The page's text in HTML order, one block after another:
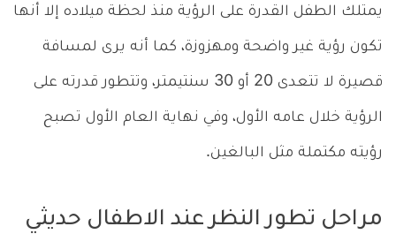
يمتلك الطفل القدرة على الرؤية منذ لحظة ميلاده إلا أنها
تكون رؤية غير واضحة ومهزوزة، كما أنه يرى لمسافة
قصيرة لا تتعدى 20 أو 30 سنتيمتر، وتتطور قدرته على
الرؤية خلال عامه الأول، وفي نهاية العام الأول تصبح
رؤيته مكتملة مثل البالغين.
مراحل تطور النظر عند الاطفال حديثي